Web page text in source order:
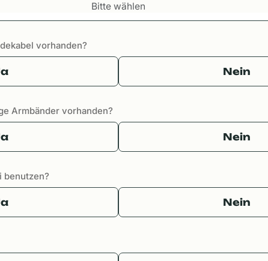
Bitte wählen
vorhanden?
Ja Nein
Armbänder vorhanden?
Ja Nein
benutzen?
Ja Nein